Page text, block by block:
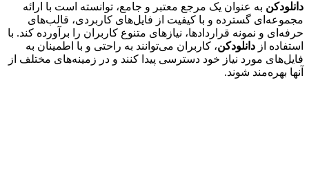
دانلودکن به عنوان یک مرجع معتبر و جامع، توانسته است با ارائه
مجموعه‌ای گسترده و با کیفیت از فایل‌های کاربردی، قالب‌های
حرفه‌ای و نمونه قراردادها، نیازهای متنوع کاربران را برآورده کند. با
استفاده از دانلودکن، کاربران می‌توانند به راحتی و با اطمینان به
فایل‌های مورد نیاز خود دسترسی پیدا کنند و در زمینه‌های مختلف از
آنها بهره‌مند شوند.